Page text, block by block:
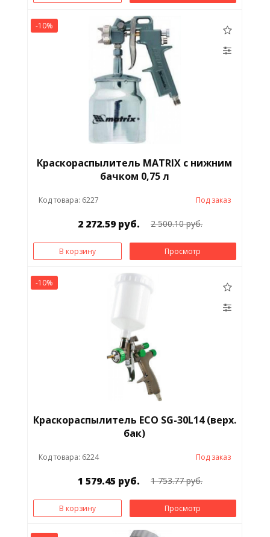
-10%
Краскораспылитель MATRIX с нижним
бачком 0,75 л
Код товара: 6227 Под заказ
2 272.59 руб. 2 500.10 руб.
В корзину Просмотр
-10%
Краскораспылитель ECO SG-30L14 (верх.
бак)
Код товара: 6224 Под заказ
1 579.45 руб. 1 753.77 руб.
В корзину Просмотр